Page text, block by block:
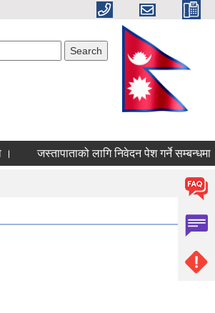
जस्तापाताको लागि निवेदन पेश गर्ने सम्बन्धमा ।